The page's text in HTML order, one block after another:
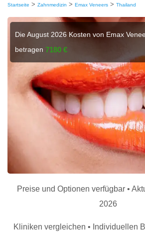
Startseite > Zahnmedizin > Emax Veneers > Thailand
Die August 2026 Kosten von Emax
betragen7180 €
Preise und Optionen verfügbar •
2026
Kliniken vergleichen • Individuellen